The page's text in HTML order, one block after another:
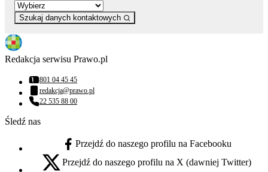
Szukaj danych kontaktowych
Redakcja serwisu Prawo.pl
Numer telefonu:
801 04 45 45
Adres email:
redakcja@prawo.pl
Numer telefonu:
22 535 88 00
Śledź nas
facebook - otwiera się w nowej karcie
Przejdź do naszego profilu na Facebooku
x - otwiera się w nowej karcie
Przejdź do naszego profilu na X (dawniej Twitter)